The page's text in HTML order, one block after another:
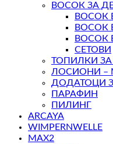
ВОСОК ЗА
ВОСОК
ВОСОК
ВОСОК
СЕТОВИ
ТОПИЛКИ
ЛОСИОНИ –
ДОДАТОЦИ
ПАРАФИН
ПИЛИНГ
ARCAYA
WIMPERNWELLE
MAX2